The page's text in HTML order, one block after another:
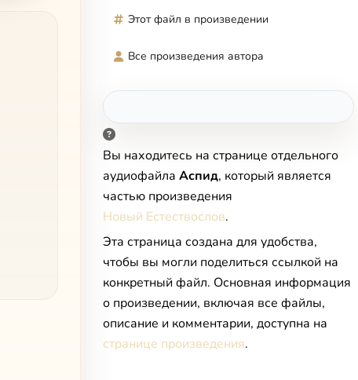
Этот файл в произведении
Все произведения автора
Вы находитесь на странице отдельного
аудиофайла Аспид, который является
частью произведения
Новый Естествослов.
Эта страница создана для удобства,
чтобы вы могли поделиться ссылкой на
конкретный файл. Основная информация
о произведении, включая все файлы,
описание и комментарии, доступна на
странице произведения.